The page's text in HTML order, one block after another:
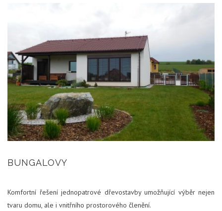
BUNGALOVY
Komfortní řešení jednopatrové dřevostavby umožňující výběr nejen
tvaru domu, ale i vnitřního prostorového členění.